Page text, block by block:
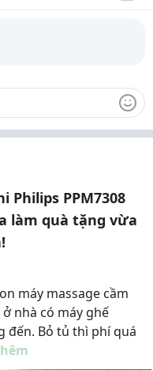
Philips PPM7308
làm quà tặng vừa
máy massage cầm
nhà có máy ghế
đến. Bỏ tủ thì phí quá